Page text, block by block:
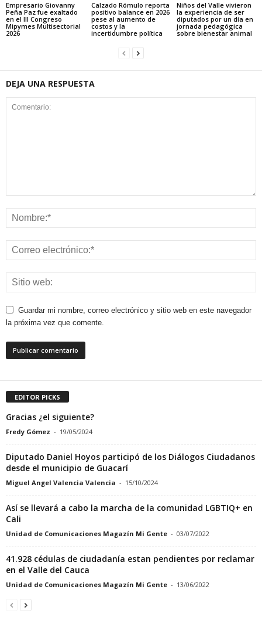
Empresario Giovanny
Peña Paz fue exaltado
en el III Congreso
Mipymes Multisectorial
2026
Calzado Rómulo reporta
positivo balance en 2026
pese al aumento de
costos y la
incertidumbre política
Niños del Valle vivieron
la experiencia de ser
diputados por un día en
jornada pedagógica
sobre bienestar animal
DEJA UNA RESPUESTA
Guardar mi nombre, correo electrónico y sitio web en este navegador
la próxima vez que comente.
EDITOR PICKS
Gracias ¿el siguiente?
Fredy Gómez - 19/05/2024
Diputado Daniel Hoyos participó de los Diálogos Ciudadanos
desde el municipio de Guacarí
Miguel Angel Valencia Valencia - 15/10/2024
Así se llevará a cabo la marcha de la comunidad LGBTIQ+ en
Cali
Unidad de Comunicaciones Magazín Mi Gente - 03/07/2022
41.928 cédulas de ciudadanía estan pendientes por reclamar
en el Valle del Cauca
Unidad de Comunicaciones Magazín Mi Gente - 13/06/2022